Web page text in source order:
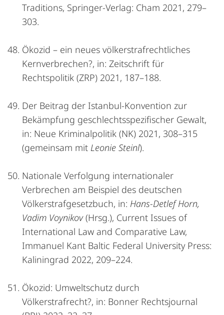
Traditions, Springer-Verlag: Cham 2021, 279–
303.
Ökozid – ein neues völkerstrafrechtliches
Kernverbrechen?, in: Zeitschrift für
Rechtspolitik (ZRP) 2021, 187–188.
Der Beitrag der Istanbul-Konvention zur
Bekämpfung geschlechtsspezifischer Gewalt,
in: Neue Kriminalpolitik (NK) 2021, 308–315
(gemeinsam mit Leonie Steinl).
Nationale Verfolgung internationaler
Verbrechen am Beispiel des deutschen
Völkerstrafgesetzbuch, in: Hans-Detlef Horn,
Vadim Voynikov(Hrsg.), Current Issues of
International Law and Comparative Law,
Immanuel Kant Baltic Federal University Press:
Kaliningrad 2022, 209–224.
Ökozid: Umweltschutz durch
Völkerstrafrecht?, in: Bonner Rechtsjournal